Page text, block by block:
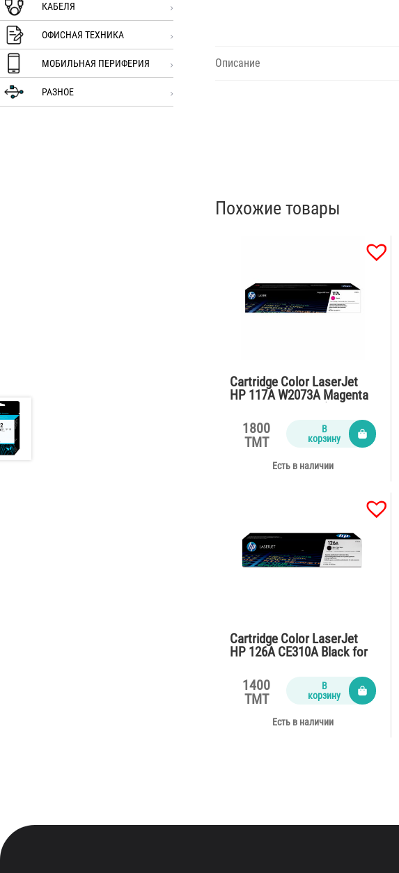
КАБЕЛЯ
ОФИСНАЯ ТЕХНИКА
МОБИЛЬНАЯ ПЕРИФЕРИЯ
РАЗНОЕ
Описание
Похожие товары
Cartridge Color LaserJet
HP 117A W2073A Magenta
pages)
1800
TMT
В
корзину
Есть в наличии
Cartridge Color LaserJet
HP 126A CE310A Black for
(1200 pages)
1400
TMT
В
корзину
Есть в наличии